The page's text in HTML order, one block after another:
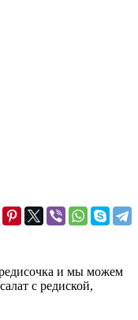
и мы можем
с редиской,